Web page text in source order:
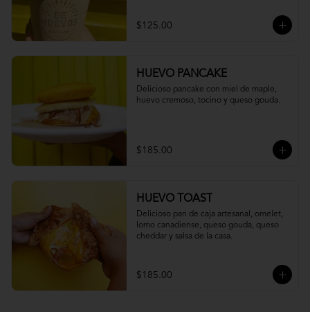
$125.00
HUEVO PANCAKE
Delicioso pancake con miel de maple,
huevo cremoso, tocino y queso gouda.
$185.00
HUEVO TOAST
Delicioso pan de caja artesanal, omelet,
lomo canadiense, queso gouda, queso
cheddar y salsa de la casa.
$185.00